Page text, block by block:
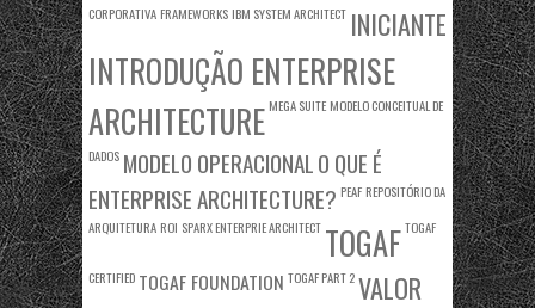
CORPORATIVA FRAMEWORKS IBM SYSTEM ARCHITECT INICIANTE
INTRODUÇÃO ENTERPRISE
ARCHITECTURE MEGA SUITE MODELO CONCEITUAL DE
DADOS MODELO OPERACIONALO QUE É
ENTERPRISE ARCHITECTURE? PEAF REPOSITÓRIO DA
ARQUITETURA ROI SPARX ENTERPRIE ARCHITECT TOGAFTOGAF
CERTIFIED TOGAF FOUNDATION TOGAF PART 2VALOR